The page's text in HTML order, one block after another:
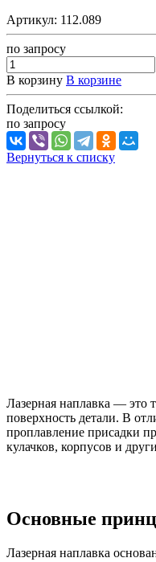
Артикул: 112.089
по запросу
В корзину В корзине
Поделиться ссылкой:
по запросу
Вернуться к списку
Лазерная наплавка — это
поверхность детали. В
проплавление присадки
кулачков, корпусов и
Основные
Лазерная наплавка